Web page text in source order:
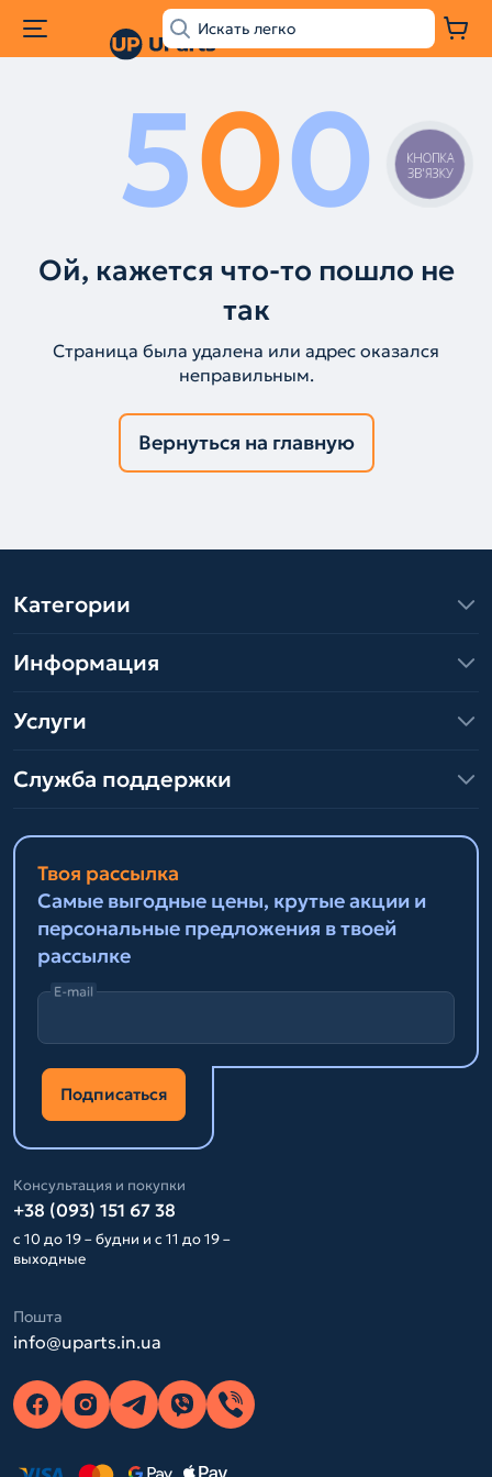
500
Ой, кажется что-то пошло не
так
Страница была удалена или адрес оказался
неправильным.
Вернуться на главную
Категории
Информация
Услуги
Служба поддержки
Твоя рассылка
Самые выгодные цены, крутые акции и
персональные предложения в твоей
рассылке
E-mail
Подписаться
Консультация и покупки
+38 (093) 151 67 38
с 10 до 19 – будни и с 11 до 19 –
выходные
Пошта
info@uparts.in.ua
КНОПКА
ЗВ'ЯЗКУ